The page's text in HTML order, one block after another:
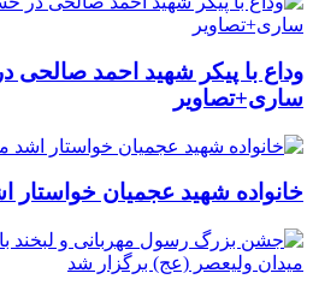
وداع با پیکر شهید احمد صالحی‌
ساری+تصاویر
خانواده شهید عجمیان خواستار